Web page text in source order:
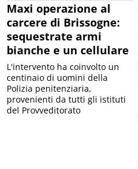
Maxi operazione al
carcere di Brissogne:
sequestrate armi
bianche e un cellulare
L'intervento ha coinvolto un
centinaio di uomini della
Polizia penitenziaria,
provenienti da tutti gli istituti
del Provveditorato